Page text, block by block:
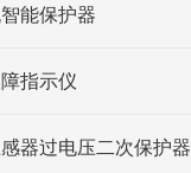
能保护器
指示仪
器过电压二次保护器